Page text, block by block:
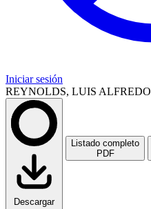
Iniciar sesión
REYNOLDS, LUIS ALFREDO
Descargar
Listado completo
PDF